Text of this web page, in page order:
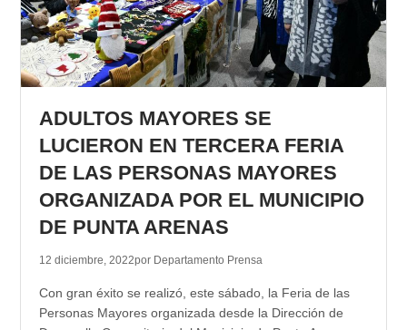
ADULTOS MAYORES SE
LUCIERON EN TERCERA FERIA
DE LAS PERSONAS MAYORES
ORGANIZADA POR EL MUNICIPIO
DE PUNTA ARENAS
12 diciembre, 2022por Departamento Prensa
Con gran éxito se realizó, este sábado, la Feria de las
Personas Mayores organizada desde la Dirección de